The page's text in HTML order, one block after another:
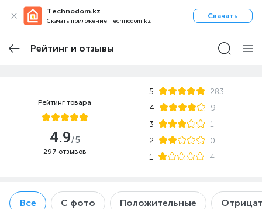
Technodom.kz
Скачать приложение Technodom.kz
Скачать
Рейтинг и отзывы
Все С фото Положительные
Рейтинг товара
4.9/5
297 отзывов
5
283
4
9
3
1
2
0
1
4